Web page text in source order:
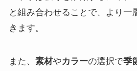
と組み合わせることで、より一
きます。
また、 素材やカラーの選択で季